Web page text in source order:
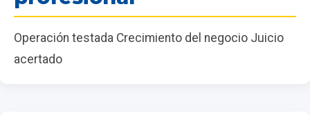
Operación testada Crecimiento del negocio Juicio
acertado